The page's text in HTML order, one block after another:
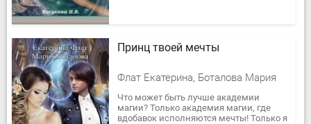
Принц твоей мечты
Флат Екатерина, Боталова Мария
Что может быть лучше академии
магии? Только академия магии, где
вдобавок исполняются мечты! Только я